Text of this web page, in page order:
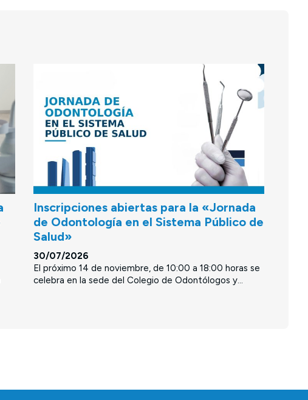
Inscripciones abiertas para la «Jornada
de Odontología en el Sistema Público de
Salud»
30/07/2026
El próximo 14 de noviembre, de 10:00 a 18:00 horas se
celebra en la sede del Colegio de Odontólogos y...